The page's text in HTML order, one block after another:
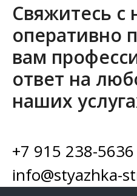
Свяжитесь
оперативно
вам
ответ на
наших
+7 915 238-5636
info@styazhka-